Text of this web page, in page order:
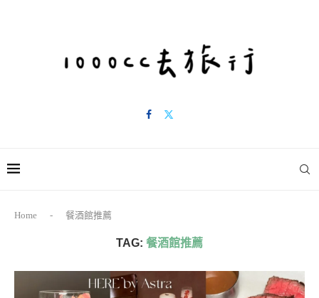
Home - 餐酒館推薦
TAG: 餐酒館推薦